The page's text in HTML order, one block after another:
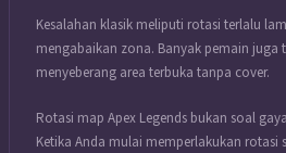
Kesalahan klasik meliputi rotasi terlalu
mengabaikan zona. Banyak pemain juga
menyeberang area terbuka tanpa cover.
Rotasi map Apex Legends bukan soal
Ketika Anda mulai memperlakukan rotasi